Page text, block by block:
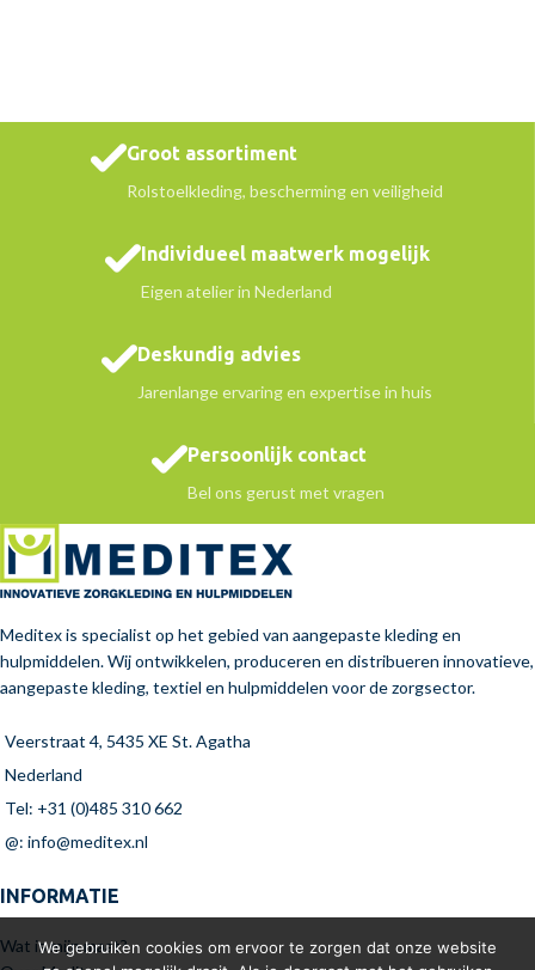
Groot assortiment
Rolstoelkleding, bescherming en veiligheid
Individueel maatwerk mogelijk
Eigen atelier in Nederland
Deskundig advies
Jarenlange ervaring en expertise in huis
Persoonlijk contact
Bel ons gerust met vragen
Meditex is specialist op het gebied van aangepaste kleding en
hulpmiddelen. Wij ontwikkelen, produceren en distribueren innovatieve,
aangepaste kleding, textiel en hulpmiddelen voor de zorgsector.
Veerstraat 4, 5435 XE St. Agatha
Nederland
Tel: +31 (0)485 310 662
@: info@meditex.nl
INFORMATIE
Wat is mijn maat?
We gebruiken cookies om ervoor te zorgen dat onze website